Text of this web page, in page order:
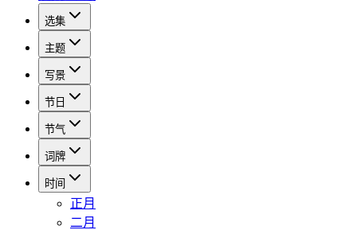
选集
主题
写景
节日
节气
词牌
时间
正月
二月